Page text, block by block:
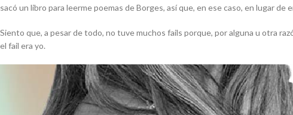
sacó un libro para leerme poemas de Borges, así que, en ese caso, en lugar de
Siento que, a pesar de todo, no tuve muchos fails porque, por alguna u otra
el fail era yo.